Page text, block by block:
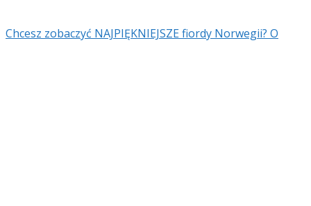
Chcesz zobaczyć NAJPIĘKNIEJSZE fiordy Norwegii? O